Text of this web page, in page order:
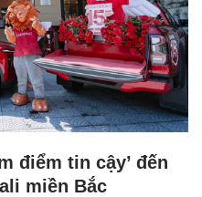
điểm tin cậy’ đến
miền Bắc